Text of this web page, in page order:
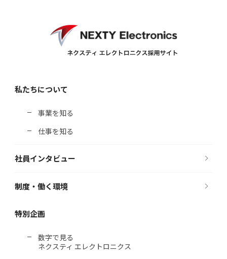
私たちについて
事業を知る
仕事を知る
社員インタビュー
制度・働く環境
特別企画
数字で見る
ネクスティ エレクトロニクス